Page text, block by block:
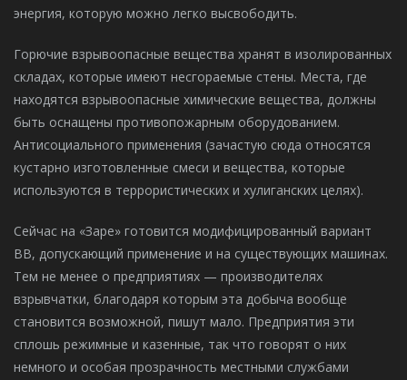
энергия, которую можно легко высвободить.
Горючие взрывоопасные вещества хранят в изолированных
складах, которые имеют несгораемые стены. Места, где
находятся взрывоопасные химические вещества, должны
быть оснащены противопожарным оборудованием.
Антисоциального применения (зачастую сюда относятся
кустарно изготовленные смеси и вещества, которые
используются в террористических и хулиганских целях).
Сейчас на «Заре» готовится модифицированный вариант
ВВ, допускающий применение и на существующих машинах.
Тем не менее о предприятиях — производителях
взрывчатки, благодаря которым эта добыча вообще
становится возможной, пишут мало. Предприятия эти
сплошь режимные и казенные, так что говорят о них
немного и особая прозрачность местными службами